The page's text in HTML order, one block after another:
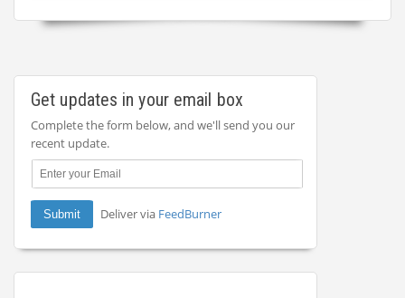
Get updates in your email box
Complete the form below, and we'll send you our
recent update.
Deliver via FeedBurner